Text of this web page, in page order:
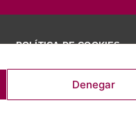
Denegar
POLÍTICA DE COOKIES